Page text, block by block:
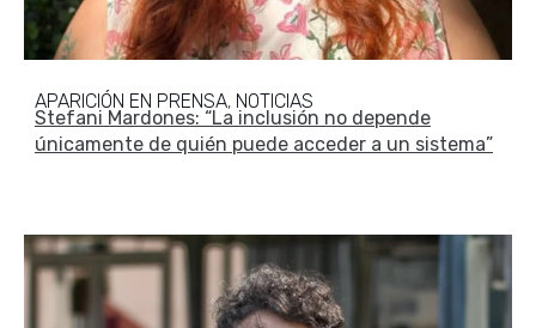
APARICIÓN EN PRENSA, NOTICIAS
Stefani Mardones: “La inclusión no depende
únicamente de quién puede acceder a un sistema”